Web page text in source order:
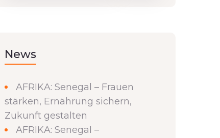
News
AFRIKA: Senegal – Frauen
stärken, Ernährung sichern,
Zukunft gestalten
AFRIKA: Senegal –